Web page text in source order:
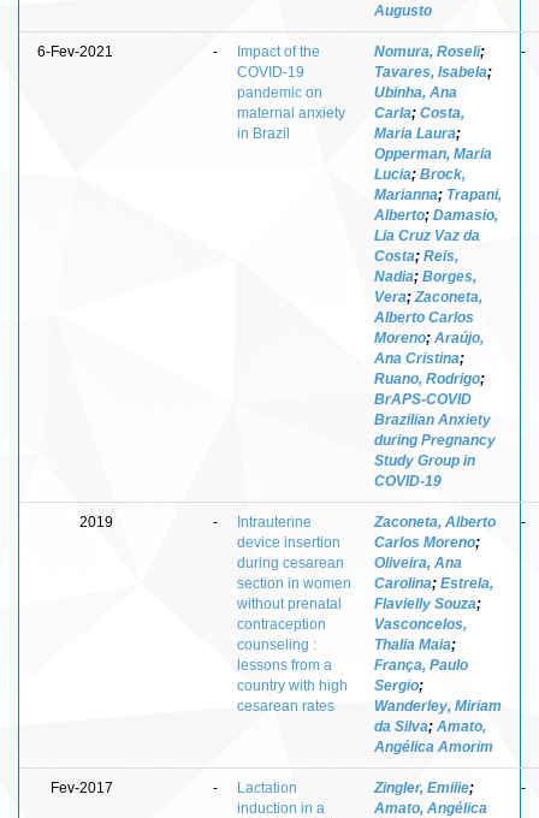
Augusto
6-Fev-2021 -
Impact of the
COVID-19
pandemic on
maternal anxiety
in Brazil
Nomura, Roseli;
Tavares, Isabela;
Ubinha, Ana
Carla; Costa,
Maria Laura;
Opperman, Maria
Lucia; Brock,
Marianna; Trapani,
Alberto; Damasio,
Lia Cruz Vaz da
Costa; Reis,
Nadia; Borges,
Vera; Zaconeta,
Alberto Carlos
Moreno; Araújo,
Ana Cristina;
Ruano, Rodrigo;
BrAPS-COVID
Brazilian Anxiety
during Pregnancy
Study Group in
COVID-19
-
2019 -
Intrauterine
device insertion
during cesarean
section in women
without prenatal
contraception
counseling :
lessons from a
country with high
cesarean rates
Zaconeta, Alberto
Carlos Moreno;
Oliveira, Ana
Carolina; Estrela,
Flavielly Souza;
Vasconcelos,
Thalia Maia;
França, Paulo
Sergio;
Wanderley, Miriam
da Silva; Amato,
Angélica Amorim
-
Fev-2017 -
Lactation
induction in a
Zingler, Emilie;
Amato, Angélica
-